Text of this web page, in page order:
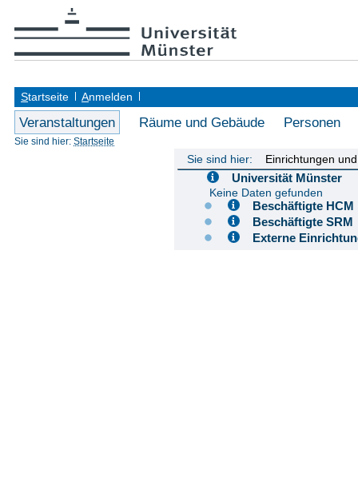
Startseite Anmelden
Veranstaltungen Räume und Gebäude Personen
Sie sind hier: Startseite
Sie sind hier: Einrichtungen
Universität Münster
Keine Daten gefunden
Beschäftigte
Beschäftigte
Externe